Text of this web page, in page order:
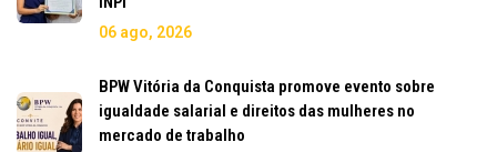
06 ago, 2026
BPW Vitória da Conquista promove evento sobre
igualdade salarial e direitos das mulheres no
mercado de trabalho